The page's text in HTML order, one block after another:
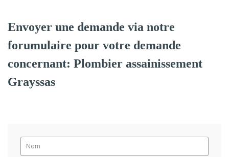
Envoyer une demande via notre
forumulaire pour votre demande
concernant: Plombier assainissement
Grayssas